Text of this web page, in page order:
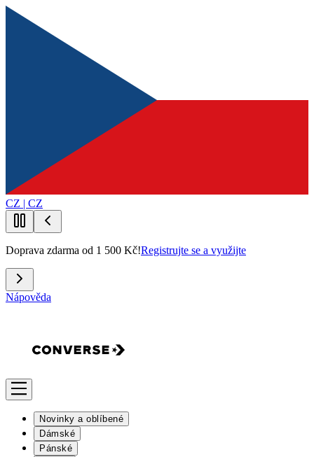
CZ | CZ
Doprava zdarma od 1 500 Kč!Registrujte se a využijte
Nápověda
Novinky a oblíbené
Dámské
Pánské